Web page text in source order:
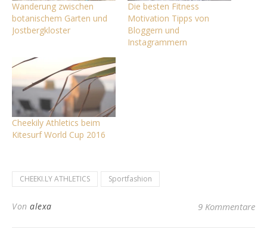
Wanderung zwischen
botanischem Garten und
Jostbergkloster
Die besten Fitness
Motivation Tipps von
Bloggern und
Instagrammern
Cheekily Athletics beim
Kitesurf World Cup 2016
CHEEKI.LY ATHLETICS Sportfashion
Von alexa 9 Kommentare